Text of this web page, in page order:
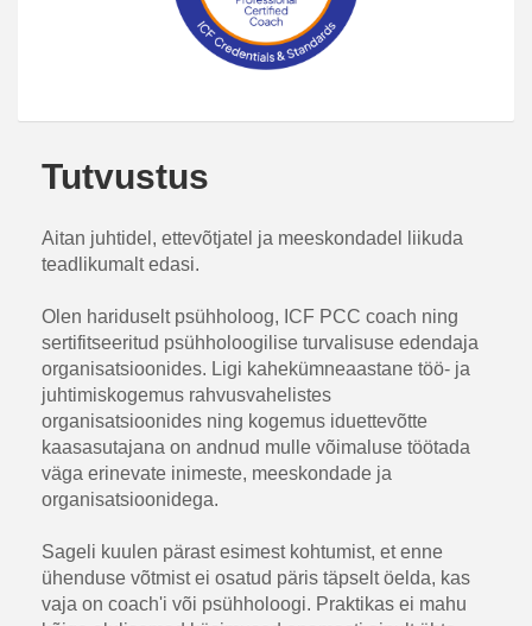
Tutvustus
Aitan juhtidel, ettevõtjatel ja meeskondadel liikuda
teadlikumalt edasi.
Olen hariduselt psühholoog, ICF PCC coach ning
sertifitseeritud psühholoogilise turvalisuse edendaja
organisatsioonides. Ligi kahekümneaastane töö- ja
juhtimiskogemus rahvusvahelistes
organisatsioonides ning kogemus iduettevõtte
kaasasutajana on andnud mulle võimaluse töötada
väga erinevate inimeste, meeskondade ja
organisatsioonidega.
Sageli kuulen pärast esimest kohtumist, et enne
ühenduse võtmist ei osatud päris täpselt öelda, kas
vaja on coach'i või psühholoogi. Praktikas ei mahu